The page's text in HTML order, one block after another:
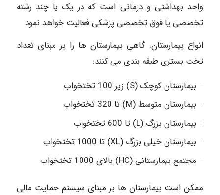
واحد بهداشتی و درمانی است که در یک یا چند رشته
تخصصی یا فوق تخصصی پزشکی فعالیت خواهد نمود.
انواع بیمارستان: گاهی بیمارستان ها را بر مبنای تعداد
تخت بستری طبقه بندی می کنند:
بیمارستان کوچک (S) زیر 100 تختخواب
بیمارستان متوسط (M) تا 320 تختخواب
بیمارستان بزرگ (L) تا 600 تختخواب
بیمارستان خیلی بزرگ (XL) تا 1000 تختخواب
مجتمع بیمارستانی (HC) بالای 1000 تختخواب
ممکن است بیمارستان ها بر مبنای سیستم حمایت مالی